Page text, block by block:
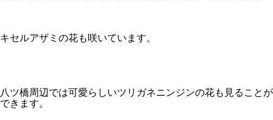
キセルアザミの花も咲いています。
八ツ橋周辺では可愛らしいツリガネニンジンの花も見ることが
できます。